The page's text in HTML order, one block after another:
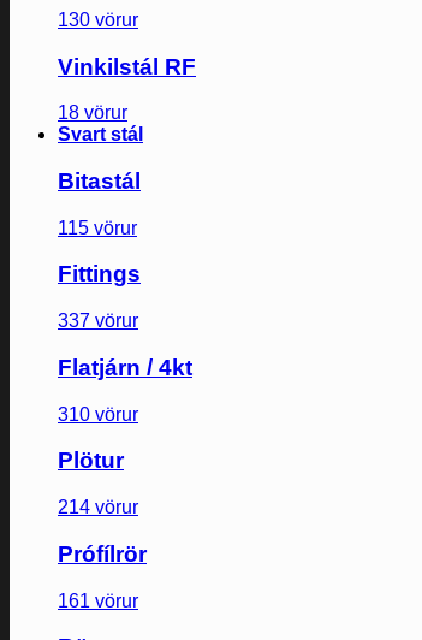
130 vörur
Vinkilstál RF
18 vörur
Svart stál
Bitastál
115 vörur
Fittings
337 vörur
Flatjárn / 4kt
310 vörur
Plötur
214 vörur
Prófílrör
161 vörur